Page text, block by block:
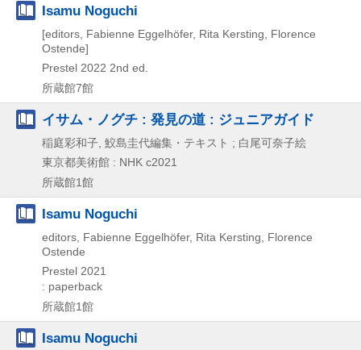
Isamu Noguchi
[editors, Fabienne Eggelhöfer, Rita Kersting, Florence
Ostende]
Prestel 2022 2nd ed.
所蔵館7館
イサム・ノグチ : 発見の道 : ジュニアガイド
稲庭彩和子, 鮫島圭代編集・テキスト ; 白尾可奈子絵
東京都美術館 : NHK c2021
所蔵館1館
Isamu Noguchi
editors, Fabienne Eggelhöfer, Rita Kersting, Florence
Ostende
Prestel 2021
: paperback
所蔵館1館
Isamu Noguchi